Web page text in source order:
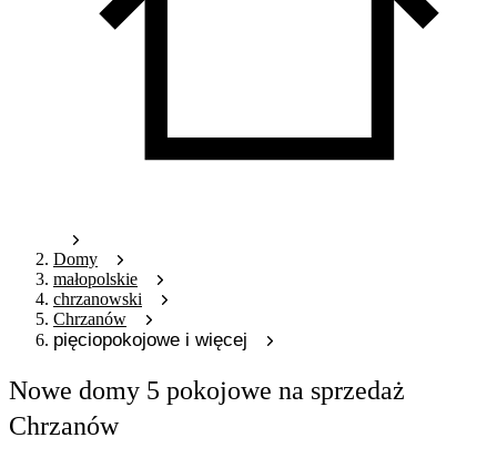
Domy
małopolskie
chrzanowski
Chrzanów
pięciopokojowe i więcej
Nowe domy 5 pokojowe na sprzedaż
Chrzanów